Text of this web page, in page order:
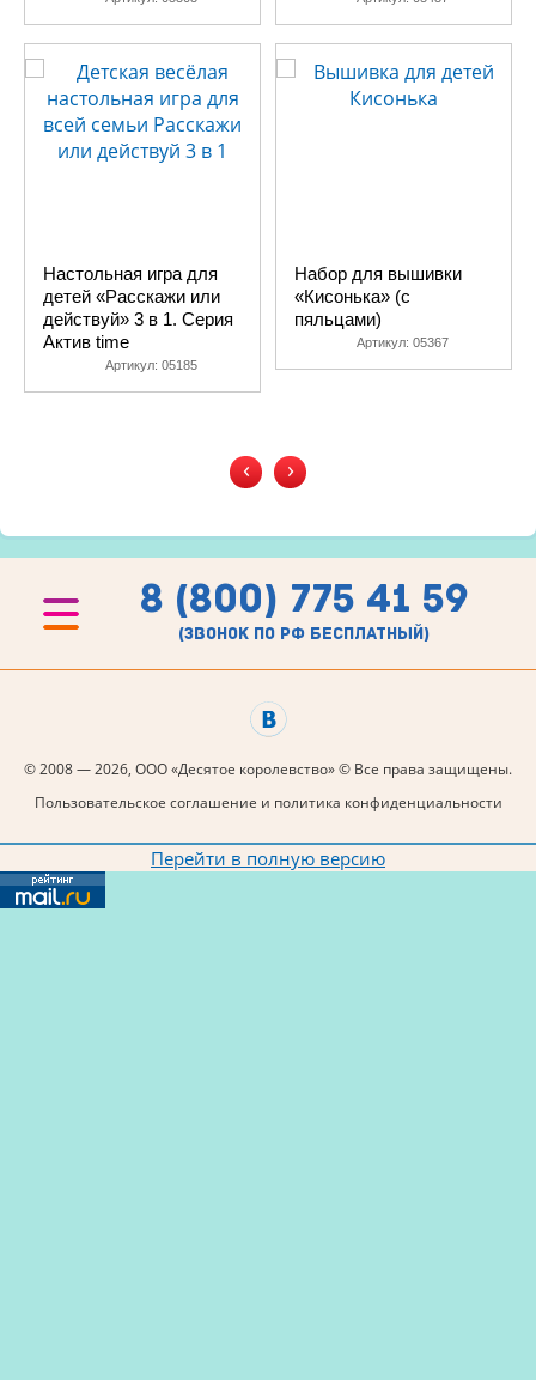
Настольная игра для
детей «Расскажи или
действуй» 3 в 1. Серия
Актив time
Артикул: 05185
Набор для вышивки
«Кисонька» (с
пяльцами)
Артикул: 05367
‹ ›
8 (800) 775 41 59
(звонок по рф бесплатный)
© 2008 — 2026, ООО «Десятое королевство» © Все права защищены.
Пользовательское соглашение и политика конфиденциальности
Перейти в полную версию